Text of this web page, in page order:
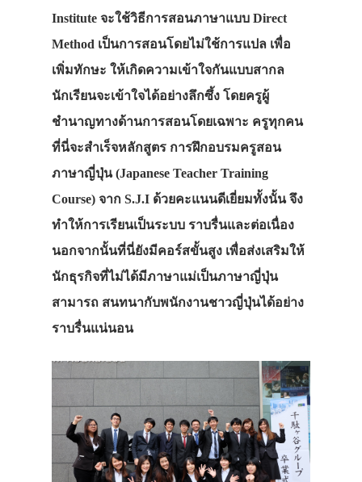
Institute จะใช้วิธีการสอนภาษาแบบ Direct
Method เป็นการสอนโดยไม่ใช้การแปล เพื่อ
เพิ่มทักษะ ให้เกิดความเข้าใจกันแบบสากล
นักเรียนจะเข้าใจได้อย่างลึกซึ้ง โดยครูผู้
ชำนาญทางด้านการสอนโดยเฉพาะ ครูทุกคน
ที่นี่จะสำเร็จหลักสูตร การฝึกอบรมครูสอน
ภาษาญี่ปุ่น (Japanese Teacher Training
Course) จาก S.J.I ด้วยคะแนนดีเยี่ยมทั้งนั้น จึง
ทำให้การเรียนเป็นระบบ ราบรื่นและต่อเนื่อง
นอกจากนั้นที่นี่ยังมีคอร์สขั้นสูง เพื่อส่งเสริมให้
นักธุรกิจที่ไม่ได้มีภาษาแม่เป็นภาษาญี่ปุ่น
สามารถ สนทนากับพนักงานชาวญี่ปุ่นได้อย่าง
ราบรื่นแน่นอน